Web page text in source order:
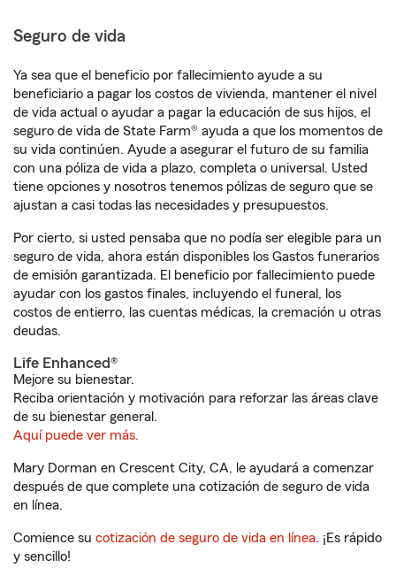
Seguro de vida
Ya sea que el beneficio por fallecimiento ayude a su
beneficiario a pagar los costos de vivienda, mantener el nivel
de vida actual o ayudar a pagar la educación de sus hijos, el
seguro de vida de State Farm® ayuda a que los momentos de
su vida continúen. Ayude a asegurar el futuro de su familia
con una póliza de vida a plazo, completa o universal. Usted
tiene opciones y nosotros tenemos pólizas de seguro que se
ajustan a casi todas las necesidades y presupuestos.
Por cierto, si usted pensaba que no podía ser elegible para un
seguro de vida, ahora están disponibles los Gastos funerarios
de emisión garantizada. El beneficio por fallecimiento puede
ayudar con los gastos finales, incluyendo el funeral, los
costos de entierro, las cuentas médicas, la cremación u otras
deudas.
Life Enhanced®
Mejore su bienestar.
Reciba orientación y motivación para reforzar las áreas clave
de su bienestar general.
Aquí puede ver más.
Mary Dorman en Crescent City, CA, le ayudará a comenzar
después de que complete una cotización de seguro de vida
en línea.
Comience su cotización de seguro de vida en línea. ¡Es rápido
y sencillo!